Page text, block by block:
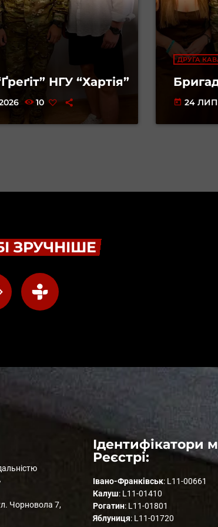
НГУ “Хартія”
10
ДРУГА
today 24
ЗРУЧНІШЕ
Чорновола 7,
Ідентифікатори
Реєстрі:
Івано-Франківськ: L11-00661
Калуш: L11-01410
Рогатин: L11-01801
Яблуниця: L11-01720